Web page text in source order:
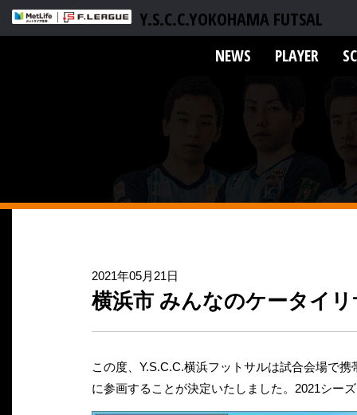
Y.S.C.C.YOKOHAMA FUTSAL
NEWS PLAYER
2021年05月21日
横浜市 みんなのケータイ
この度、Y.S.C.C.横浜フットサルは試合会場で
に参画することが決定いたしました。2021シー